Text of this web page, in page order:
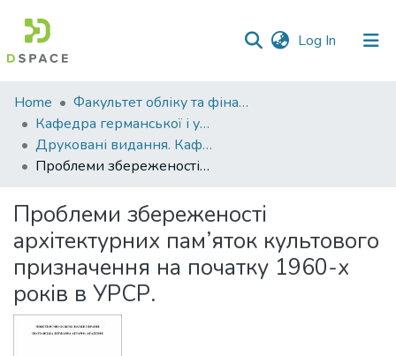
Log In (current)
Communities
&
Collections
All of DSpace
Statistics
Home
Факультет обліку та фінансів
Кафедра германської і української філології
Друковані видання. Кафедра германської і української філології
Проблеми збереженості архітектурних пам’яток культового призначення на початку 1960-х років в УРСР.
Проблеми збереженості
архітектурних пам’яток культового
призначення на початку 1960-х
років в УРСР.